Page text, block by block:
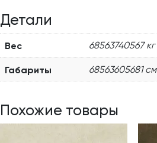
Детали
Вес 68563740567 кг
Габариты 68563605681 см
Похожие товары